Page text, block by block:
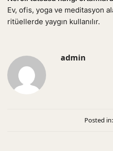
Ev, ofis, yoga ve meditasyon
ritüellerde yaygın kullanılır.
admin
Posted in: